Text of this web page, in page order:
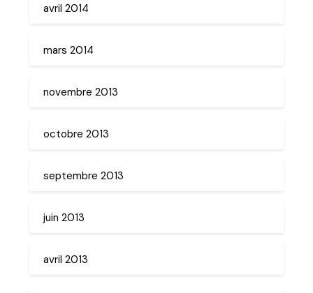
avril 2014
mars 2014
novembre 2013
octobre 2013
septembre 2013
juin 2013
avril 2013